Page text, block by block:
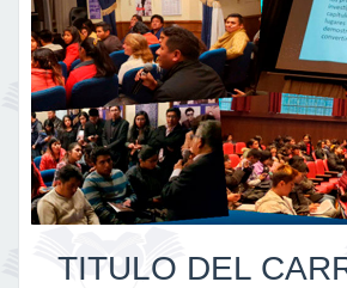
TITULO DEL